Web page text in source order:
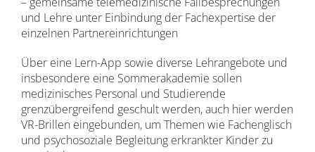
und Lehre unter Einbindung der Fachexpertise der
einzelnen Partnereinrichtungen
Über eine Lern-App sowie diverse Lehrangebote und
insbesondere eine Sommerakademie sollen
medizinisches Personal und Studierende
grenzübergreifend geschult werden, auch hier werden
VR-Brillen eingebunden, um Themen wie Fachenglisch
und psychosoziale Begleitung erkrankter Kinder zu